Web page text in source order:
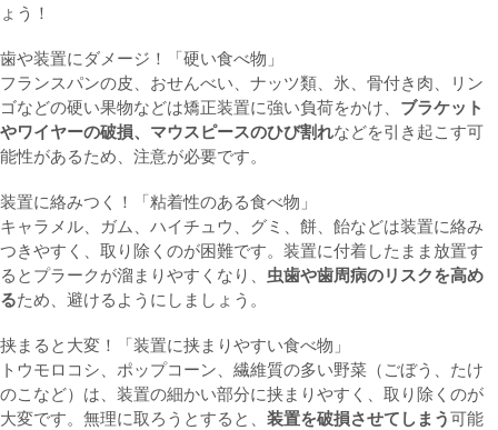
ょう！
歯や装置にダメージ！「硬い食べ物」
フランスパンの皮、おせんべい、ナッツ類、氷、骨付き肉、リン
ゴなどの硬い果物などは矯正装置に強い負荷をかけ、 ブラケット
やワイヤーの破損、マウスピースのひび割れなどを引き起こす可
能性があるため、注意が必要です。
装置に絡みつく！「粘着性のある食べ物」
キャラメル、ガム、ハイチュウ、グミ、餅、飴などは装置に絡み
つきやすく、取り除くのが困難です。装置に付着したまま放置す
るとプラークが溜まりやすくなり、 虫歯や歯周病のリスクを高め
るため、避けるようにしましょう。
挟まると大変！「装置に挟まりやすい食べ物」
トウモロコシ、ポップコーン、繊維質の多い野菜（ごぼう、たけ
のこなど）は、装置の細かい部分に挟まりやすく、取り除くのが
大変です。無理に取ろうとすると、 装置を破損させてしまう可能